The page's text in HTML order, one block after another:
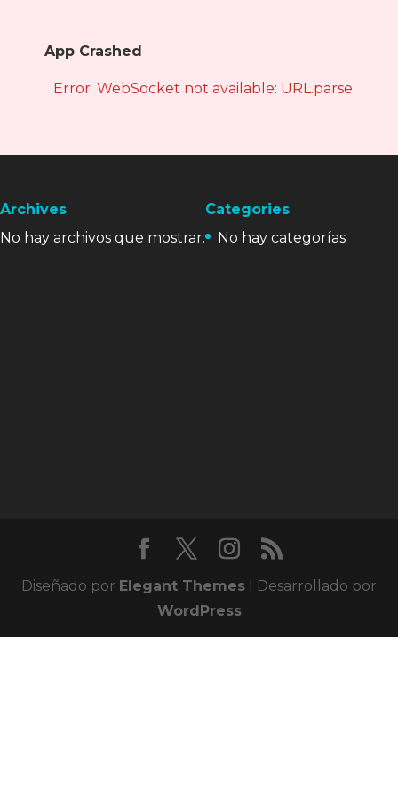
App Crashed
Error: WebSocket not available: URL.parse is
Archives
No hay archivos que mostrar.
Categories
No hay categorías
Diseñado por Elegant Themes | Desarrollado por
WordPress